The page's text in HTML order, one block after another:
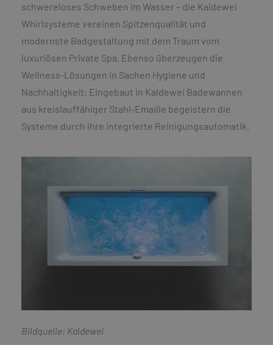
schwereloses Schweben im Wasser – die Kaldewei
Whirlsysteme vereinen Spitzenqualität und
modernste Badgestaltung mit dem Traum vom
luxuriösen Private Spa. Ebenso überzeugen die
Wellness-Lösungen in Sachen Hygiene und
Nachhaltigkeit: Eingebaut in Kaldewei Badewannen
aus kreislauffähiger Stahl-Emaille begeistern die
Systeme durch ihre integrierte Reinigungsautomatik.
Bildquelle: Kaldewei